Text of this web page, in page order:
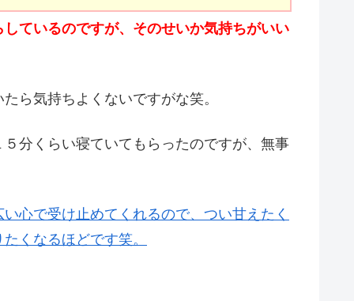
ているのですが、そのせいか気持ちがいい
ら気持ちよくないですがな笑。
分くらい寝ていてもらったのですが、無事
心で受け止めてくれるので、つい甘えたく
くなるほどです笑。